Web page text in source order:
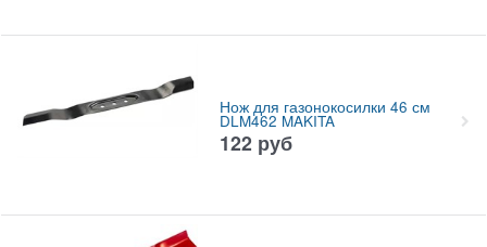
Нож для газонокосилки 46 см
DLM462 MAKITA
122 руб